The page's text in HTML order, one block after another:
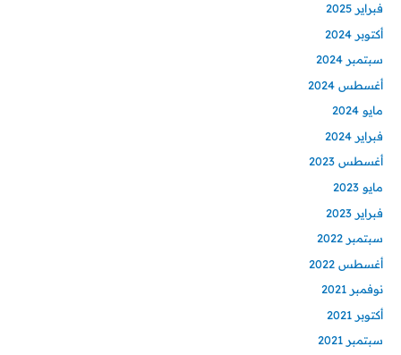
فبراير 2025
أكتوبر 2024
سبتمبر 2024
أغسطس 2024
مايو 2024
فبراير 2024
أغسطس 2023
مايو 2023
فبراير 2023
سبتمبر 2022
أغسطس 2022
نوفمبر 2021
أكتوبر 2021
سبتمبر 2021